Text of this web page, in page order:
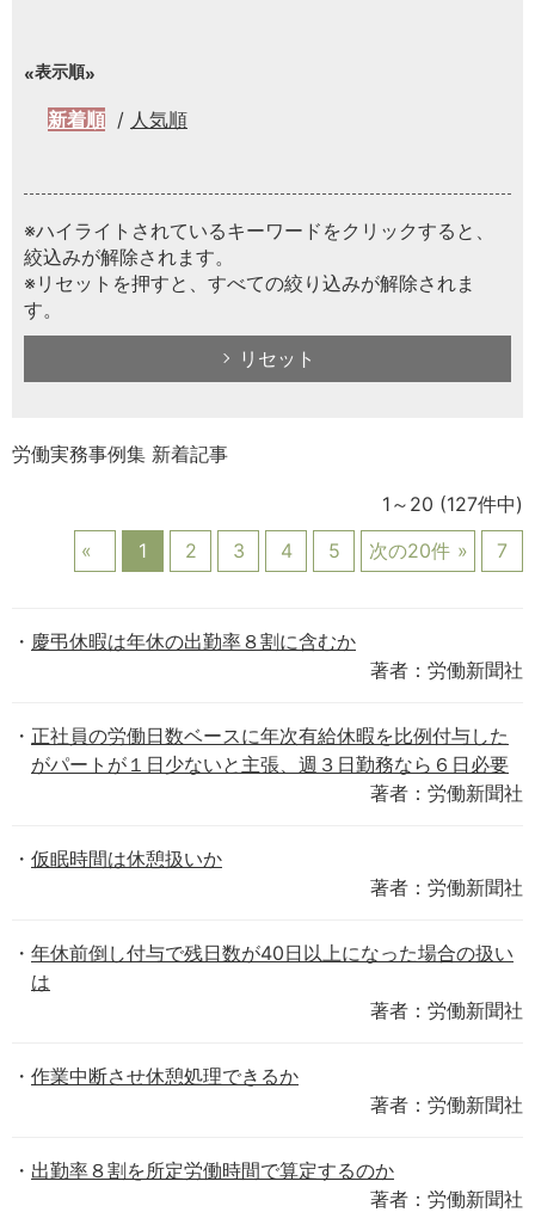
表示順
新着順 人気順
※ハイライトされているキーワードをクリックすると、
絞込みが解除されます。
※リセットを押すと、すべての絞り込みが解除されま
す。
リセット
労働実務事例集 新着記事
1～20 (127件中)
1
2 3 4 5 次の20件 7
慶弔休暇は年休の出勤率８割に含むか
著者：労働新聞社
正社員の労働日数ベースに年次有給休暇を比例付与した
がパートが１日少ないと主張、週３日勤務なら６日必要
著者：労働新聞社
仮眠時間は休憩扱いか
著者：労働新聞社
年休前倒し付与で残日数が40日以上になった場合の扱い
は
著者：労働新聞社
作業中断させ休憩処理できるか
著者：労働新聞社
出勤率８割を所定労働時間で算定するのか
著者：労働新聞社